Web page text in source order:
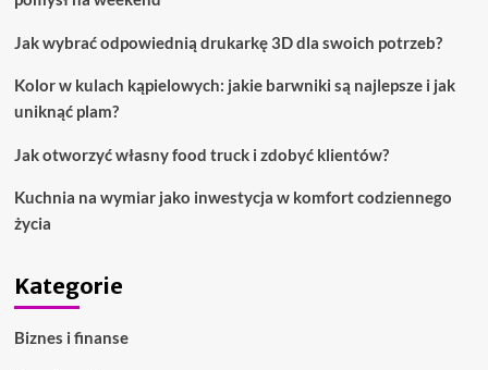
Jak wybrać odpowiednią drukarkę 3D dla swoich potrzeb?
Kolor w kulach kąpielowych: jakie barwniki są najlepsze i jak
uniknąć plam?
Jak otworzyć własny food truck i zdobyć klientów?
Kuchnia na wymiar jako inwestycja w komfort codziennego
życia
Kategorie
Biznes i finanse